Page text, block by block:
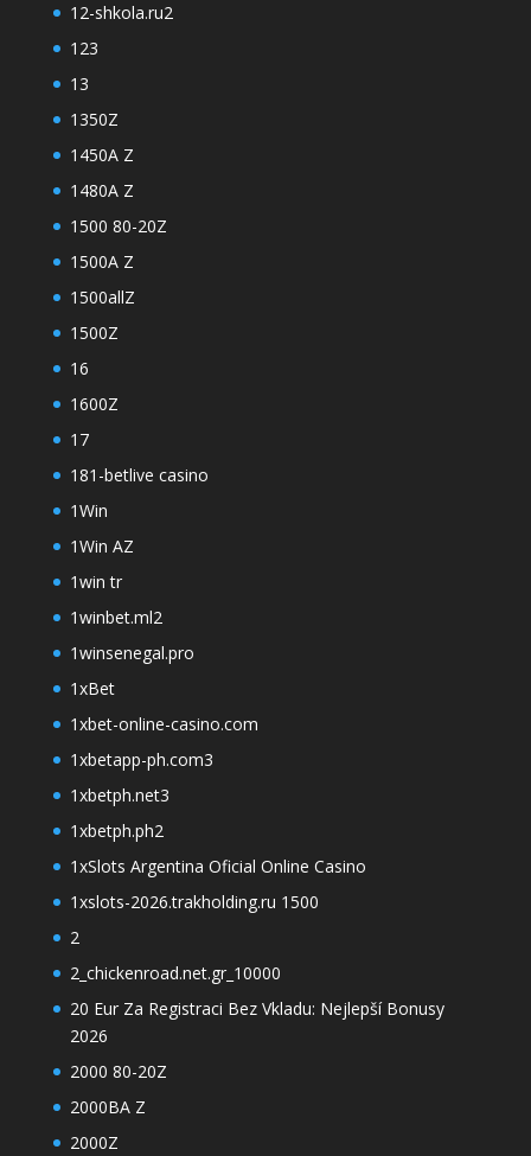
12-shkola.ru2
123
13
1350Z
1450A Z
1480A Z
1500 80-20Z
1500A Z
1500allZ
1500Z
16
1600Z
17
181-betlive casino
1Win
1Win AZ
1win tr
1winbet.ml2
1winsenegal.pro
1xBet
1xbet-online-casino.com
1xbetapp-ph.com3
1xbetph.net3
1xbetph.ph2
1xSlots Argentina Oficial Online Casino
1xslots-2026.trakholding.ru 1500
2
2_chickenroad.net.gr_10000
20 Eur Za Registraci Bez Vkladu: Nejlepší Bonusy
2026
2000 80-20Z
2000BA Z
2000Z